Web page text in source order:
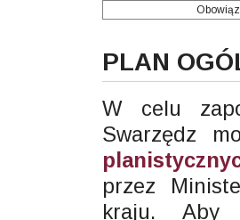
PLAN
W celu
Swarzędz
przez
kraju. Aby